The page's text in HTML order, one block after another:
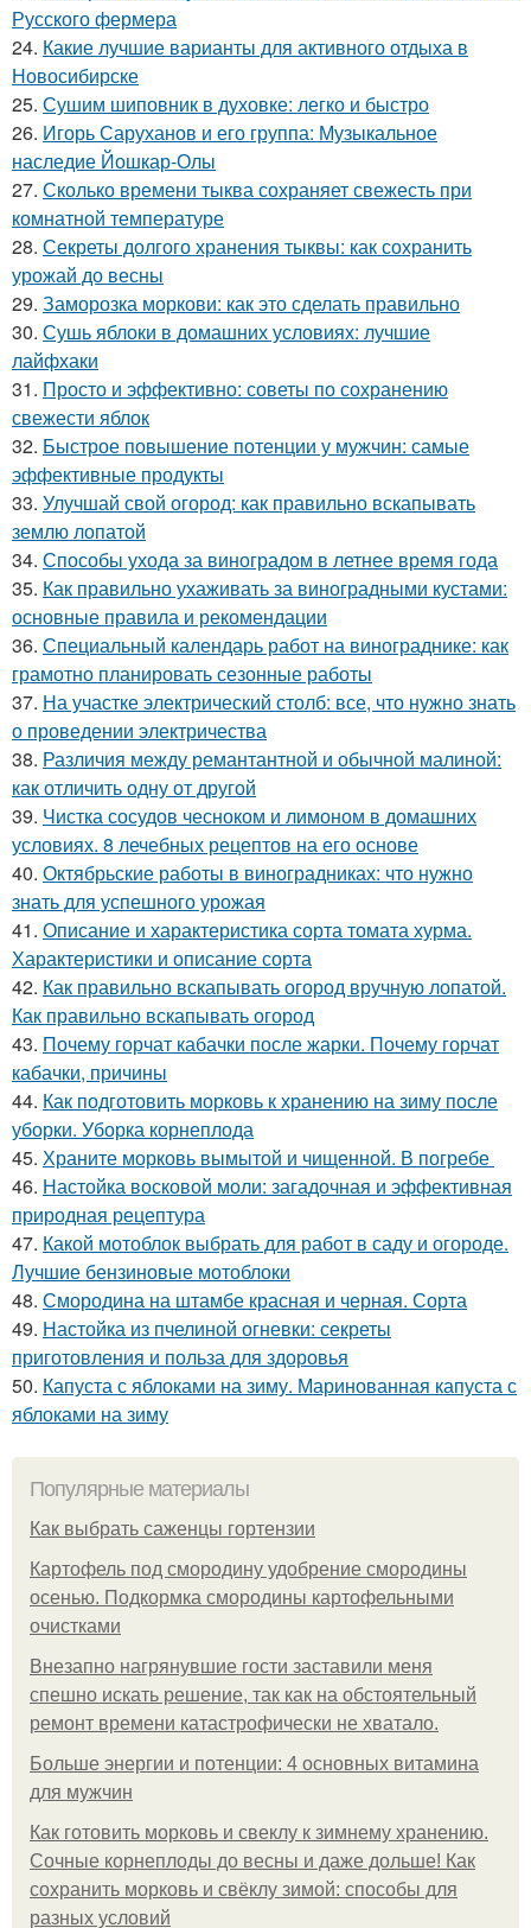
Русского фермера
24. Какие лучшие варианты для активного отдыха в
Новосибирске
25. Сушим шиповник в духовке: легко и быстро
26. Игорь Саруханов и его группа: Музыкальное
наследие Йошкар-Олы
27. Сколько времени тыква сохраняет свежесть при
комнатной температуре
28. Секреты долгого хранения тыквы: как сохранить
урожай до весны
29. Заморозка моркови: как это сделать правильно
30. Сушь яблоки в домашних условиях: лучшие
лайфхаки
31. Просто и эффективно: советы по сохранению
свежести яблок
32. Быстрое повышение потенции у мужчин: самые
эффективные продукты
33. Улучшай свой огород: как правильно вскапывать
землю лопатой
34. Способы ухода за виноградом в летнее время года
35. Как правильно ухаживать за виноградными кустами:
основные правила и рекомендации
36. Специальный календарь работ на винограднике: как
грамотно планировать сезонные работы
37. На участке электрический столб: все, что нужно знать
о проведении электричества
38. Различия между ремантантной и обычной малиной:
как отличить одну от другой
39. Чистка сосудов чесноком и лимоном в домашних
условиях. 8 лечебных рецептов на его основе
40. Октябрьские работы в виноградниках: что нужно
знать для успешного урожая
41. Описание и характеристика сорта томата хурма.
Характеристики и описание сорта
42. Как правильно вскапывать огород вручную лопатой.
Как правильно вскапывать огород
43. Почему горчат кабачки после жарки. Почему горчат
кабачки, причины
44. Как подготовить морковь к хранению на зиму после
уборки. Уборка корнеплода
45. Храните морковь вымытой и чищенной. В погребе
46. Настойка восковой моли: загадочная и эффективная
природная рецептура
47. Какой мотоблок выбрать для работ в саду и огороде.
Лучшие бензиновые мотоблоки
48. Смородина на штамбе красная и черная. Сорта
49. Настойка из пчелиной огневки: секреты
приготовления и польза для здоровья
50. Капуста с яблоками на зиму. Маринованная капуста с
яблоками на зиму
Популярные материалы
Как выбрать саженцы гортензии
Картофель под смородину удобрение смородины
осенью. Подкормка смородины картофельными
очистками
Внезапно нагрянувшие гости заставили меня
спешно искать решение, так как на обстоятельный
ремонт времени катастрофически не хватало.
Больше энергии и потенции: 4 основных витамина
для мужчин
Как готовить морковь и свеклу к зимнему хранению.
Сочные корнеплоды до весны и даже дольше! Как
сохранить морковь и свёклу зимой: способы для
разных условий